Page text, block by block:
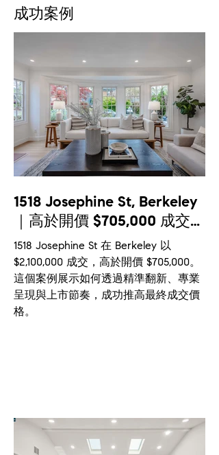
成功案例
1518 Josephine St, Berkeley
｜高於開價 $705,000 成交｜
10 天內完成交易
1518 Josephine St 在 Berkeley 以
$2,100,000 成交，高於開價 $705,000。
這個案例展示如何透過精準翻新、專業
呈現與上市節奏，成功推高最終成交價
格。